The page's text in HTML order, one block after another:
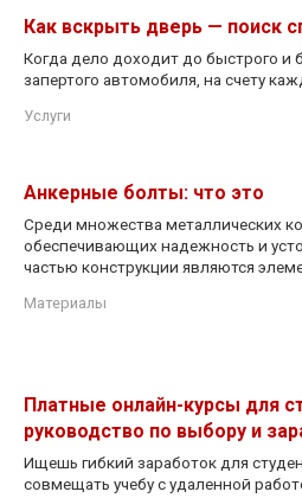
Как вскрыть дверь — поиск
Когда дело доходит до быстрого и
запертого автомобиля, на счету
Услуги
Анкерные болты: что это
Среди множества металлических
обеспечивающих надежность и
частью конструкции являются
Материалы
Платные онлайн-курсы для
руководство по выбору и
Ищешь гибкий заработок для
совмещать учебу с удаленной